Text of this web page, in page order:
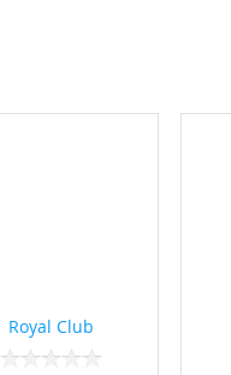
Royal Club